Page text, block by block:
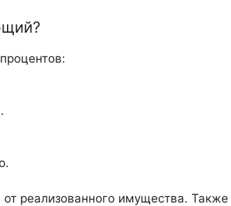
от реализованного имущества.